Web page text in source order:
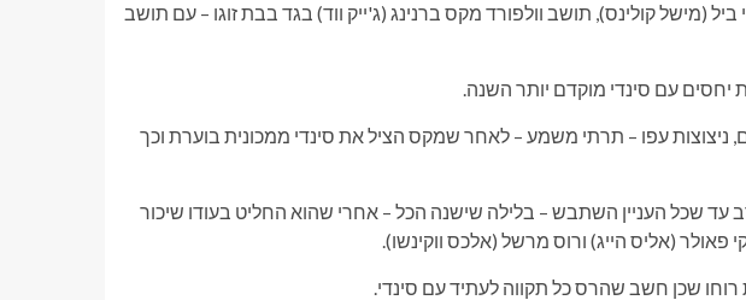
(מישל קולינס), תושב וולפורד מקס ברנינג (ג'ייק ווד) בגד בבת זוגו – עם תושב
עם סינדי מוקדם יותר השנה.
ניצוצות עפו – תרתי משמע – לאחר שמקס הציל את סינדי ממכונית בוערת וכך
עד שכל העניין השתבש – בלילה שישנה הכל – אחרי שהוא החליט בעודו שיכור
(אליס הייג) ורוס מרשל (אלכס ווקינשו).
שכן חשב שהרס כל תקווה לעתיד עם סינדי.